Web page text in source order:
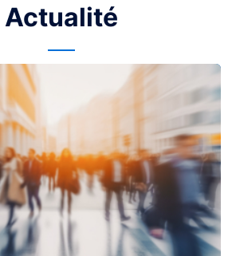
Actualité